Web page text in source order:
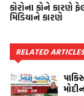
કોરોના કોને કારણે
મિડિયાને કારણે
RELATED ARTICLES